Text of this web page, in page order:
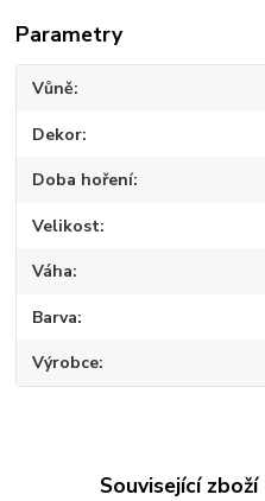
Parametry
Vůně
Dekor
Doba hoření
Velikost
Váha
Barva
Výrobce
Související zboží